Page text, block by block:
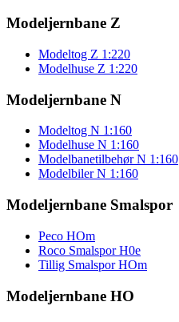
Modeljernbane Z
Modeltog Z 1:220
Modelhuse Z 1:220
Modeljernbane N
Modeltog N 1:160
Modelhuse N 1:160
Modelbanetilbehør N 1:160
Modelbiler N 1:160
Modeljernbane Smalspor
Peco HOm
Roco Smalspor H0e
Tillig Smalspor HOm
Modeljernbane HO